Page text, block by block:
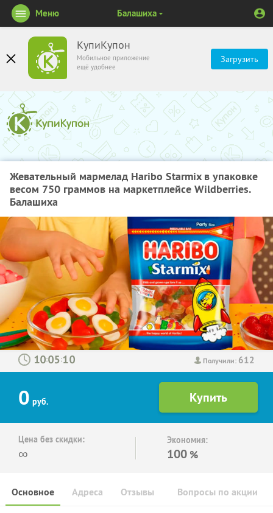
КупиКупон
Мобильное приложение
ещё удобнее
Загрузить
Меню Балашиха
Жевательный мармелад Haribo Starmix в упаковке
весом 750 граммов на маркетплейсе Wildberries.
Балашиха
Получили: 612
: :
0 руб.
Цена без скидки:
∞
Экономия:
100 %
Основное Отзывы Вопросы по акции
Адреса